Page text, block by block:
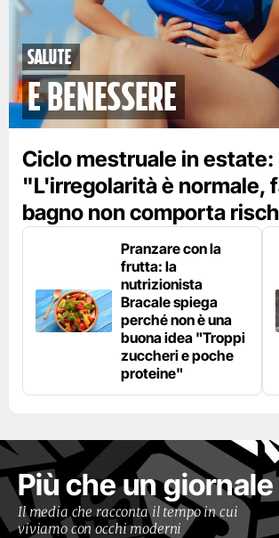
Salute
e benessere
Ciclo mestruale in estate:
"L'irregolarità è normale,
bagno non comporta
Pranzare con la
frutta: la
nutrizionista
Bracale spiega
perché non è una
buona idea "Troppi
zuccheri e poche
proteine"
Più che un giornale
Il media che racconta il tempo in cui
viviamo con occhi moderni